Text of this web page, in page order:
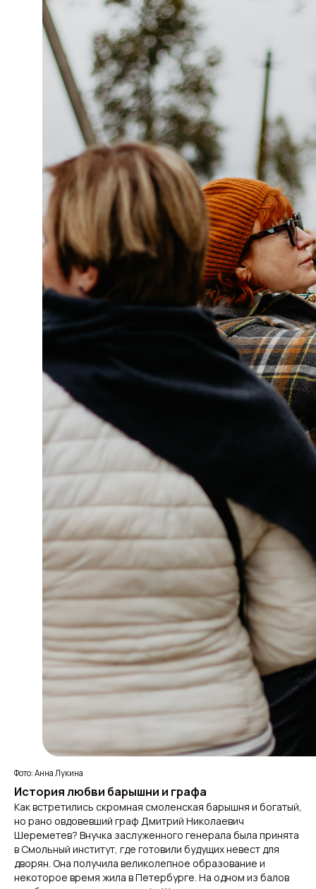
Фото: Анна Лукина
История любви барышни и графа
Как встретились скромная смоленская барышня и богатый,
но рано овдовевший граф Дмитрий Николаевич
Шереметев? Внучка заслуженного генерала была принята
в Смольный институт, где готовили будущих невест для
дворян. Она получила великолепное образование и
некоторое время жила в Петербурге. На одном из балов